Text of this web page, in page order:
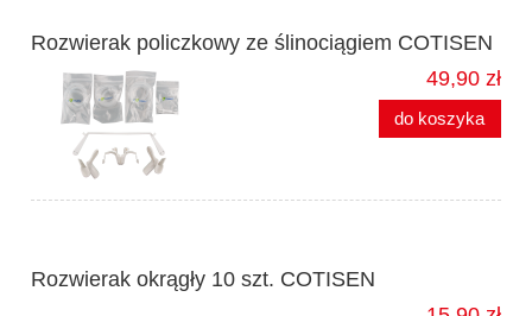
Rozwierak policzkowy ze ślinociągiem COTISEN
49,90 zł
do koszyka
Rozwierak okrągły 10 szt. COTISEN